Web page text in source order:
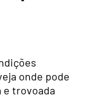
onde pode
e trovoada